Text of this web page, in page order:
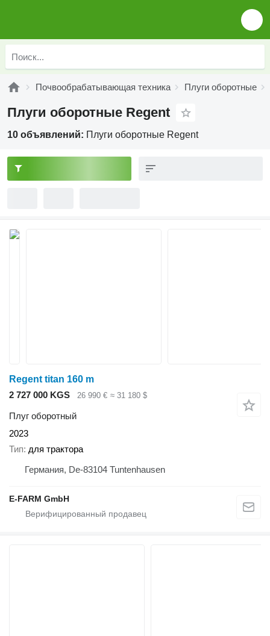
Почвообрабатывающая техника Плуги оборотные
Плуги оборотные Regent
10 объявлений: Плуги оборотные Regent
Regent titan 160 m
2 727 000 KGS
26 990 € ≈ 31 180 $
Плуг оборотный
2023
Тип для трактора
Германия, De-83104 Tuntenhausen
E-FARM GmbH